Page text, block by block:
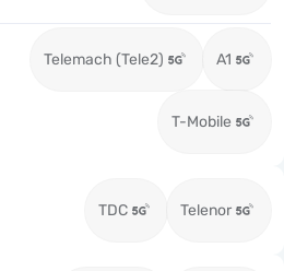
Telemach (Tele2) A1
T-Mobile
TDC Telenor